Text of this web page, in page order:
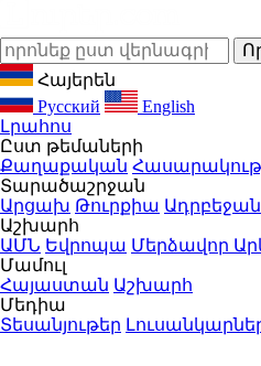
Հայերեն
Русский
English
Լրահոս
Ըստ թեմաների
Քաղաքական
Տարածաշրջան
Արցախ Թուրքիա Ադրբեջան
Աշխարհ
ԱՄՆ Եվրոպա Մերձավոր
Մամուլ
Հայաստան Աշխարհ
Մեդիա
Տեսանյութեր